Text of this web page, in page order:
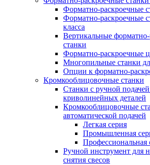
Форматно-раскроечные
Форматно-раскроечные
класса
Вертикальные
станки
Форматно-раскроечные
Многопильные станки
Опции к форматно-
Кромкооблицовочные станки
Станки с ручной
криволинейных деталей
Кромкооблицовочные
автоматической подачей
Легкая серия
Промышленная
Профессиональная
Ручной инструмент для
снятия свесов